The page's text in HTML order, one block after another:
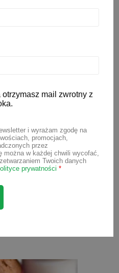
(bez
poradzi sobie
przygotowania
daktyle i maliny.
możesz do
ubijania białek
otrzymasz mail zwrotny z
i wyrażam zgodę na
promocjach,
przez
można w każdej chwili wycofać,
Twoich danych
prywatności *